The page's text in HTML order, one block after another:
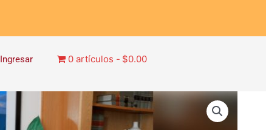
Ingresar 0 artículos $0.00